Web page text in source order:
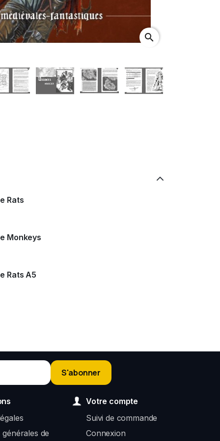
search
Rats
Monkeys
Rats A5
S'abonner
de
Votre compte
Suivi de commande
Connexion